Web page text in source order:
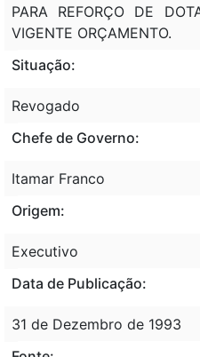
PARA REFORÇO DE
VIGENTE ORÇAMENTO.
Situação:
Revogado
Chefe de Governo:
Itamar Franco
Origem:
Executivo
Data de Publicação:
31 de Dezembro de 1993